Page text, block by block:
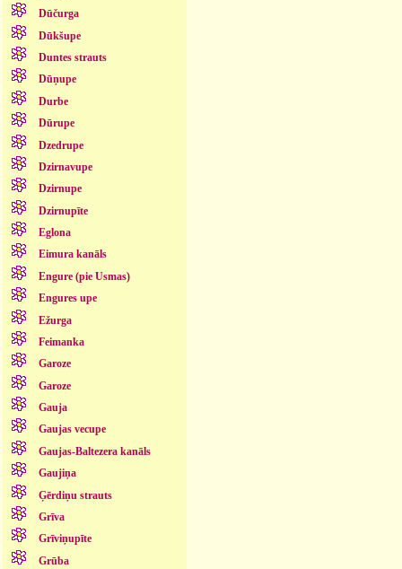
Dūčurga
Dūkšupe
Duntes strauts
Dūņupe
Durbe
Dūrupe
Dzedrupe
Dzirnavupe
Dzirnupe
Dzirnupīte
Eglona
Eimura kanāls
Engure (pie Usmas)
Engures upe
Ežurga
Feimanka
Garoze
Garoze
Gauja
Gaujas vecupe
Gaujas-Baltezera kanāls
Gaujiņa
Ģērdiņu strauts
Grīva
Grīviņupīte
Grūba